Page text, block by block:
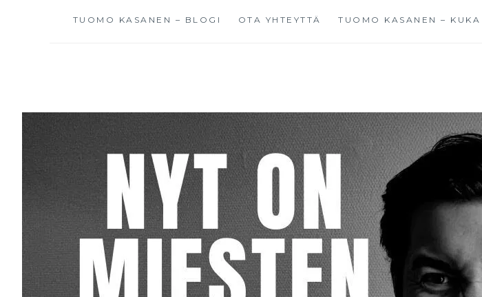
TUOMO KASANEN – BLOGI OTA YHTEYTTÄ TUOMO KASANEN –